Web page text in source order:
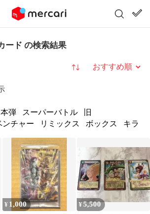
ード の検索結果
並び替え
本弾 スーパーバトル
旧
ンチャー
リミックス ボックス キラ
¥ 1,000 ¥5,500